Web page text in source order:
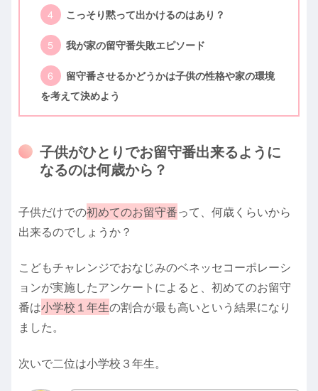
こっそり黙って出かけるのはあり？
我が家の留守番失敗エピソード
留守番させるかどうかは子供の性格や家の環境
を考えて決めよう
子供がひとりでお留守番出来るように
なるのは何歳から？
子供だけでの初めてのお留守番って、何歳くらいから
出来るのでしょうか？
こどもチャレンジでおなじみのベネッセコーポレーシ
ョンが実施したアンケートによると、初めてのお留守
番は小学校１年生の割合が最も高いという結果になり
ました。
次いで二位は小学校３年生。